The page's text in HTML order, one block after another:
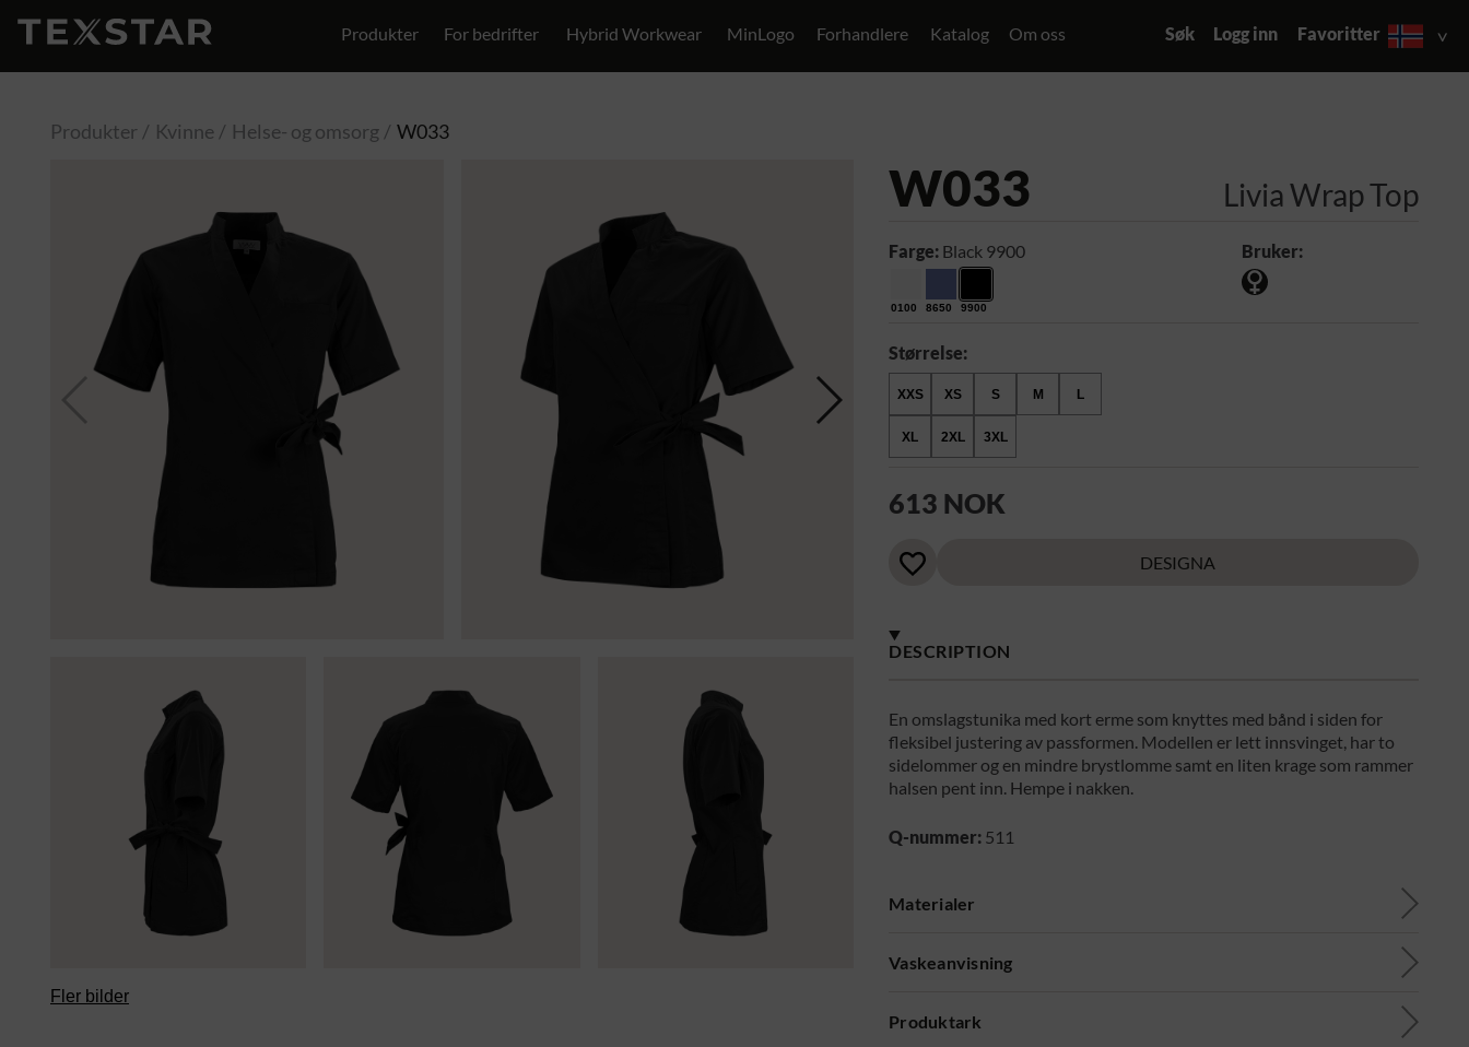
Produkter For bedrifter Hybrid Workwear MinLogo Forhandlere Katalog Om oss Søk Logg inn Favoritter
Produkter Kvinne Helse- og omsorg W033
Fler bilder
W033 Livia Wrap Top
Farge: Black 9900
0100 8650 9900
Bruker:
Størrelse:
XXS XS S M L
XL 2XL 3XL
613 NOK
DESIGNA
DESCRIPTION
En omslagstunika med kort erme som knyttes med bånd i siden for
fleksibel justering av passformen. Modellen er lett innsvinget, har to
sidelommer og en mindre brystlomme samt en liten krage som rammer
halsen pent inn. Hempe i nakken.
Q-nummer: 511
Materialer
Vaskeanvisning
Produktark